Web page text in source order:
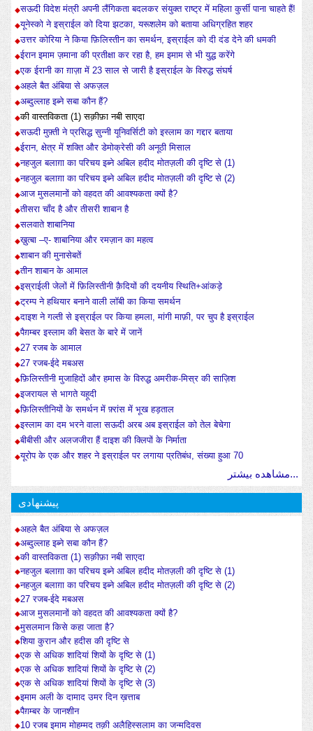
सऊदी विदेश मंत्री अपनी लैंगिकता बदलकर संयुक्त राष्ट्र में महिला कुर्सी पाना चाहते हैं!
यूनेस्को ने इस्राईल को दिया झटका, यरूशलेम को बताया अधिग्रहित शहर
उत्तर कोरिया ने किया फ़िलिस्तीन का समर्थन, इस्राईल को दी दंड देने की धमकी
ईरान इमाम ज़माना की प्रतीक्षा कर रहा है, हम इमाम से भी युद्ध करेंगे
एक ईरानी का ग़ाज़ा में 23 साल से जारी है इस्राईल के विरुद्ध संघर्ष
अहले बैत अंबिया से अफज़ल
अब्दुल्लाह इब्ने सबा कौन हैं?
की वास्तविकता (1) सक़ीफ़ा नबी साएदा
सऊदी मुफ़्ती ने प्रसिद्ध सुन्नी यूनिवर्सिटी को इस्लाम का गद्दार बताया
ईरान, क्षेत्र में शक्ति और डेमोक्रेसी की अनूठी मिसाल
नहजुल बलाग़ा का परिचय इब्ने अबिल हदीद मोतज़ली की दृष्टि से (1)
नहजुल बलाग़ा का परिचय इब्ने अबिल हदीद मोतज़ली की दृष्टि से (2)
आज मुसलमानों को वहदत की आवश्यकता क्यों है?
तीसरा चाँद है और तीसरी शाबान है
सलवाते शाबानिया
ख़ुत्बा –ए- शाबानिया और रमज़ान का महत्व
शाबान की मुनासेबतें
तीन शाबान के आमाल
इस्राईली जेलों में फ़िलिस्तीनी क़ैदियों की दयनीय स्थिति+आंकड़े
ट्रम्प ने हथियार बनाने वाली लॉबी का किया समर्थन
दाइश ने गल्ती से इस्राईल पर किया हमला, मांगी माफ़ी, पर चुप है इस्राईल
पैग़म्बर इस्लाम की बेसत के बारे में जानें
27 रजब के आमाल
27 रजब-ईदे मबअस
फ़िलिस्तीनी मुजाहिदों और हमास के विरुद्ध अमरीक-मिस्र की साज़िश
इजरायल से भागते यहूदी
फ़िलिस्तीनियों के समर्थन में फ़्रांस में भूख हड़ताल
इस्लाम का दम भरने वाला सऊदी अरब अब इस्राईल को तेल बेचेगा
बीबीसी और अलजजीरा हैं दाइश की क्लिपों के निर्माता
यूरोप के एक और शहर ने इस्राईल पर लगाया प्रतिबंध, संख्या हुआ 70
مشاهده بیشتر...
پیشنهادی
अहले बैत अंबिया से अफज़ल
अब्दुल्लाह इब्ने सबा कौन हैं?
की वास्तविकता (1) सक़ीफ़ा नबी साएदा
नहजुल बलाग़ा का परिचय इब्ने अबिल हदीद मोतज़ली की दृष्टि से (1)
नहजुल बलाग़ा का परिचय इब्ने अबिल हदीद मोतज़ली की दृष्टि से (2)
27 रजब-ईदे मबअस
आज मुसलमानों को वहदत की आवश्यकता क्यों है?
मुसलमान किसे कहा जाता है?
शिया कुरान और हदीस की दृष्टि से
एक से अधिक शादियां शियों के दृष्टि से (1)
एक से अधिक शादियां शियों के दृष्टि से (2)
एक से अधिक शादियां शियों के दृष्टि से (3)
इमाम अली के दामाद उमर दिन ख़त्ताब
पैग़म्बर के जानशीन
10 रजब इमाम मोहम्मद तक़ी अलैहिस्सलाम का जन्मदिवस